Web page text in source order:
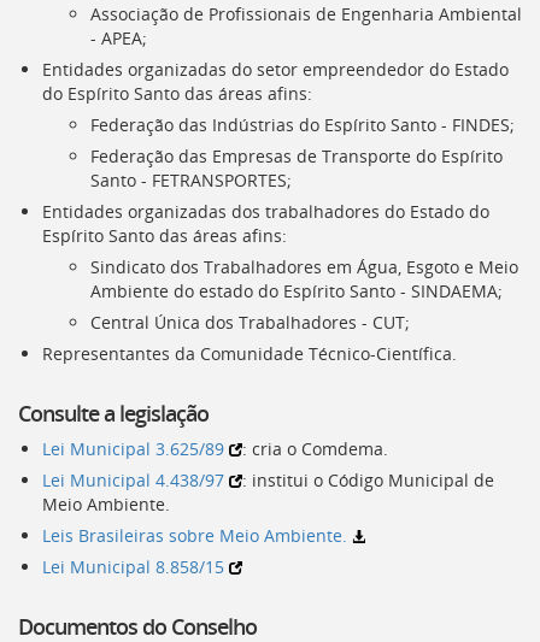
Associação de Profissionais de Engenharia Ambiental
- APEA;
Entidades organizadas do setor empreendedor do Estado
do Espírito Santo das áreas afins:
Federação das Indústrias do Espírito Santo - FINDES;
Federação das Empresas de Transporte do Espírito
Santo - FETRANSPORTES;
Entidades organizadas dos trabalhadores do Estado do
Espírito Santo das áreas afins:
Sindicato dos Trabalhadores em Água, Esgoto e Meio
Ambiente do estado do Espírito Santo - SINDAEMA;
Central Única dos Trabalhadores - CUT;
Representantes da Comunidade Técnico-Científica.
Consulte a legislação
Lei Municipal 3.625/89 : cria o Comdema
Lei Municipal 4.438/97
: institui o Código Municipal de
Meio Ambiente.
Leis Brasileiras sobre Meio Ambiente.
Lei Municipal 8.858/15
Documentos do Conselho